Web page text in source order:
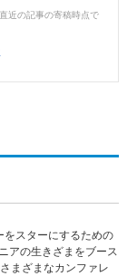
近の記事の寄稿時点で
スターにするための
アの生きざまをブース
まざまなカンファレ